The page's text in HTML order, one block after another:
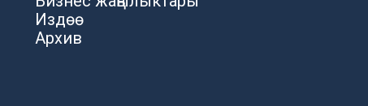
Издөө
Архив